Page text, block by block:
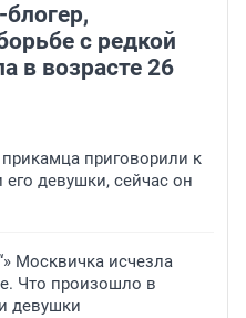
с редкой
в возрасте 26
прикамца приговорили к
девушки, сейчас он
Москвичка исчезла
Что произошло в
девушки